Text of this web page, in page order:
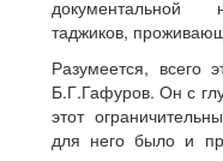
документальной
таджиков,
Разумеется, всего
Б.Г.Гафуров. Он с
этот
для него было и